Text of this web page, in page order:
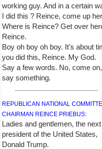
working guy. And in a certain
I did this ? Reince, come up
Where is Reince? Get over
Reince.
Boy oh boy oh boy. It's about
you did this, Reince. My God.
Say a few words. No, come on,
say something.
REPUBLICAN NATIONAL
CHAIRMAN REINCE PRIEBUS:
Ladies and gentlemen, the next
president of the United States,
Donald Trump.